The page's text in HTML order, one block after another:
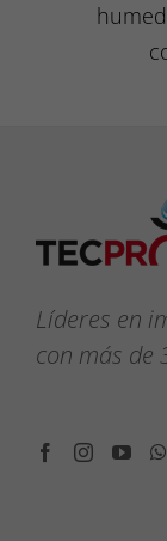
Líderes en
con más de